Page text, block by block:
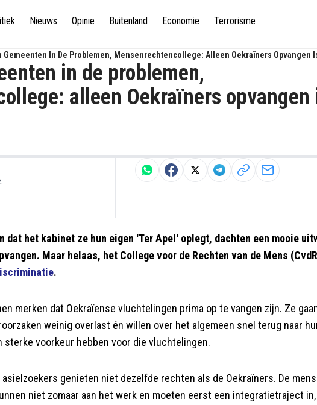
Nieuws Opinie Buitenland Economie Terrorisme
Gemeenten In De Problemen, Mensenrechtencollege: Alleen Oekraïners Opvangen
in de problemen,
alleen Oekraïners opvangen
dat het kabinet ze hun eigen 'Ter Apel' oplegt, dachten een mooie
Maar helaas, het College voor de Rechten van de Mens
.
merken dat Oekraïense vluchtelingen prima op te vangen zijn. Ze
weinig overlast én willen over het algemeen snel terug naar
sterke voorkeur hebben voor die vluchtelingen.
genieten niet dezelfde rechten als de Oekraïners. De
niet zomaar aan het werk en moeten eerst een integratietraject in,